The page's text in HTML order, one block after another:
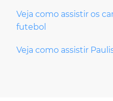
Veja como assistir os
futebol
Veja como assistir